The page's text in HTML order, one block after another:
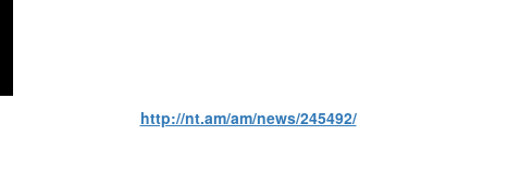
http://nt.am/am/news/245492/